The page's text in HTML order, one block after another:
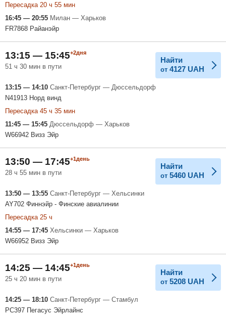
Пересадка 20 ч 55 мин
16:45 — 20:55 Милан — Харьков
FR7868 Райанэйр
13:15 — 15:45+2дня
51 ч 30 мин в пути
Найти
от 4127 UAH
13:15 — 14:10 Санкт-Петербург — Дюссельдорф
N41913 Норд винд
Пересадка 45 ч 35 мин
11:45 — 15:45 Дюссельдорф — Харьков
W66942 Визз Эйр
13:50 — 17:45+1день
28 ч 55 мин в пути
Найти
от 5460 UAH
13:50 — 13:55 Санкт-Петербург — Хельсинки
AY702 Финнэйр - Финские авиалинии
Пересадка 25 ч
14:55 — 17:45 Хельсинки — Харьков
W66952 Визз Эйр
14:25 — 14:45+1день
25 ч 20 мин в пути
Найти
от 5208 UAH
14:25 — 18:10 Санкт-Петербург — Стамбул
PC397 Пегасус Эйрлайнс